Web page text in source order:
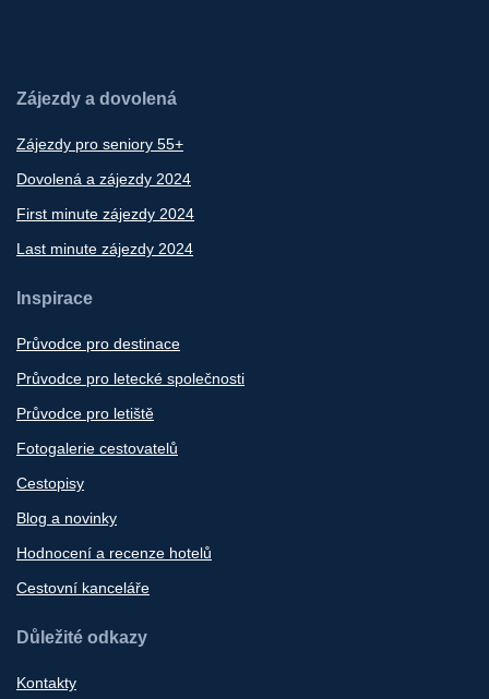
Zájezdy a dovolená
Zájezdy pro seniory 55+
Dovolená a zájezdy 2024
First minute zájezdy 2024
Last minute zájezdy 2024
Inspirace
Průvodce pro destinace
Průvodce pro letecké společnosti
Průvodce pro letiště
Fotogalerie cestovatelů
Cestopisy
Blog a novinky
Hodnocení a recenze hotelů
Cestovní kanceláře
Důležité odkazy
Kontakty